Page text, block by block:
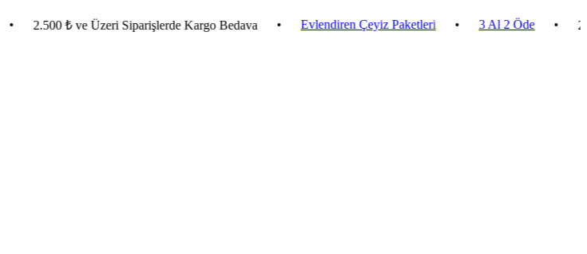
2.500 ₺ ve Üzeri Siparişlerde Kargo Bedava • Evlendiren Çeyiz Paketleri • 3 Al 2 Öde •
2.500 ₺